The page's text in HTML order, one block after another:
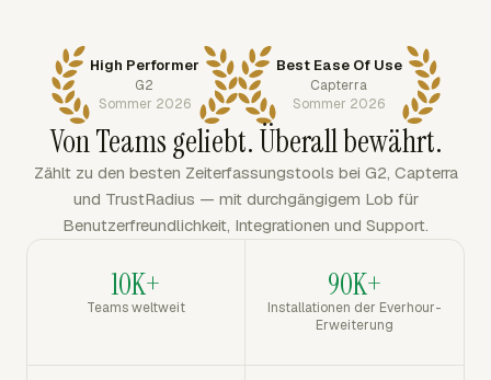
High Performer
G2
Sommer 2026
Best Ease Of Use
Capterra
Sommer 2026
Von Teams geliebt. Überall bewährt.
Zählt zu den besten Zeiterfassungstools bei G2, Capterra
und TrustRadius — mit durchgängigem Lob für
Benutzerfreundlichkeit, Integrationen und Support.
10K+
Teams weltweit
90K+
Installationen der Everhour-
Erweiterung